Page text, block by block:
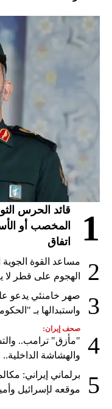
1
قائد الحرس
المخصب أو
اتفاق
2
الهجوم على قطر لا
3
صهر خامنئي يدعو
واستبدالها بـ
4
صحف إيران:
"مأزق" ترامب..
والهشاشة
5
برلماني إيراني:
موقعه لإسرائيل